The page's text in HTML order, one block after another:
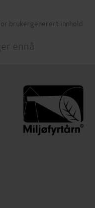
brukergenerert innhold
ennå